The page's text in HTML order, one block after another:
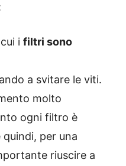
i filtri sono
a svitare le viti.
molto
ogni filtro è
quindi, per una
riuscire a